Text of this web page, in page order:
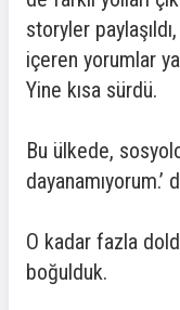
storyler
içeren yorumlar
Yine kısa sürdü.
Bu ülkede,
dayanamıyorum.’
O kadar fazla
boğulduk.